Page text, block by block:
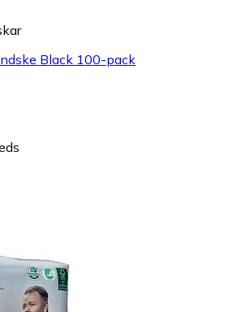
Black 100-pack